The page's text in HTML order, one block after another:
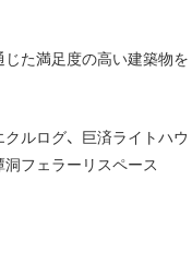
た満足度の高い建築物を
ルログ、巨済ライトハウ
フェラーリスペース